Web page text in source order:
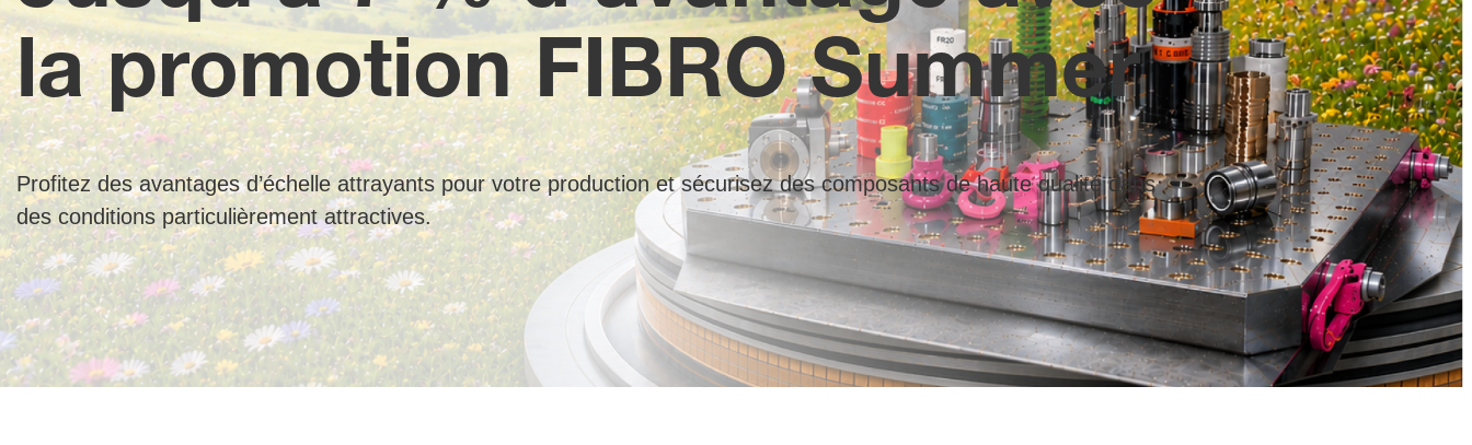
la promotion FIBRO Summer
Profitez des avantages d’échelle attrayants pour votre production et sécurisez des composants de haute qualité dans
des conditions particulièrement attractives.